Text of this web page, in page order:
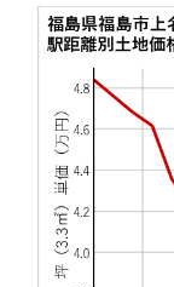
56 丸子
鎌田
飯坂町平野
59 黒岩
60 笹谷
61
62
63